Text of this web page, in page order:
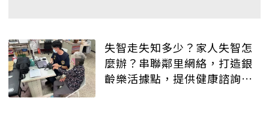
失智走失知多少？家人失智怎
麼辦？串聯鄰里網絡，打造銀
齡樂活據點，提供健康諮詢、